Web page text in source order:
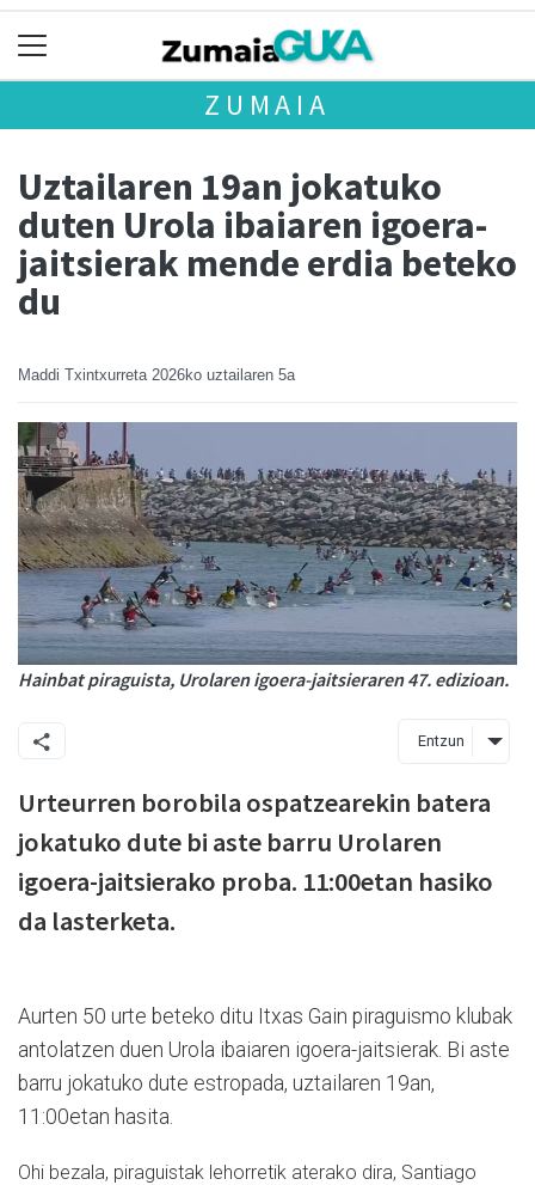
ZUMAIA
Uztailaren 19an jokatuko
duten Urola ibaiaren igoera-
jaitsierak mende erdia beteko
du
Maddi Txintxurreta 2026ko uztailaren 5a
Hainbat piraguista, Urolaren igoera-jaitsieraren 47. edizioan.
Entzun
Urteurren borobila ospatzearekin batera
jokatuko dute bi aste barru Urolaren
igoera-jaitsierako proba. 11:00etan hasiko
da lasterketa.
Aurten 50 urte beteko ditu Itxas Gain piraguismo klubak
antolatzen duen Urola ibaiaren igoera-jaitsierak. Bi aste
barru jokatuko dute estropada, uztailaren 19an,
11:00etan hasita.
Ohi bezala, piraguistak lehorretik aterako dira, Santiago